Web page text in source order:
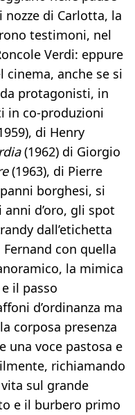
di Carlotta, la
testimoni, nel
Verdi: eppure
cinema, anche se si
protagonisti, in
in co-produzioni
di Henry
(1962) di Giorgio
(1963), di Pierre
borghesi, si
d’oro, gli spot
dall’etichetta
Fernand con quella
la mimica
il passo
d’ordinanza ma
corposa presenza
una voce pastosa e
richiamando
sul grande
e il burbero primo